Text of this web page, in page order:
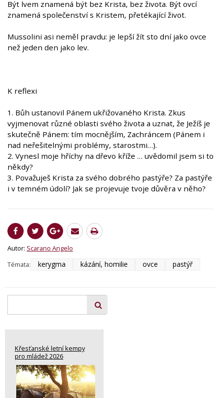
Být lvem znamená být bez Krista, bez života. Být ovcí
znamená společenství s Kristem, přetékající život.
Mussolini asi neměl pravdu: je lepší žít sto dní jako ovce
než jeden den jako lev.
K reflexi
1. Bůh ustanovil Pánem ukřižovaného Krista. Zkus
vyjmenovat různé oblasti svého života a uznat, že Ježíš je
skutečně Pánem: tím mocnějším, Zachráncem (Pánem i
nad neřešitelnými problémy, starostmi…).
2. Vynesl moje hříchy na dřevo kříže … uvědomil jsem si to
někdy?
3. Považuješ Krista za svého dobrého pastýře? Za pastýře
i v temném údolí? Jak se projevuje tvoje důvěra v něho?
Autor: Scarano Angelo
Témata:
kerygma kázání, homilie ovce pastýř
Křesťanské letní kempy
pro mládež 2026